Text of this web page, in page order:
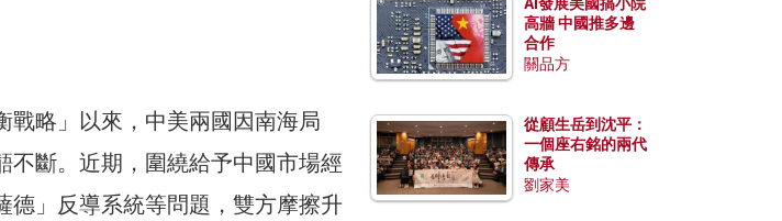
戰略」以來，中美兩國因南海局
不斷。近期，圍繞給予中國市場經
德」反導系統等問題，雙方摩擦升
AI發展美國搞小院
高牆 中國推多邊
合作
關品方
從顧生岳到沈平：
一個座右銘的兩代
傳承
劉家美